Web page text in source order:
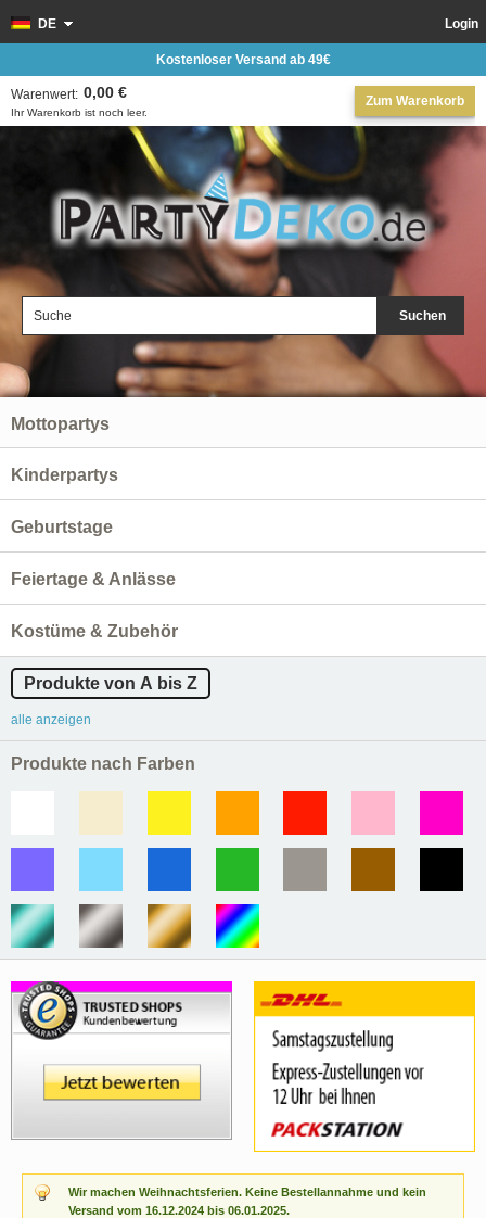
Suchen
Login
DE
Zum Warenkorb
Ihr Warenkorb ist noch leer.
Warenwert: 0,00 €
Kostenloser Versand ab 49€
Wir machen Weihnachtsferien. Keine Bestellannahme und kein
Versand vom 16.12.2024 bis 06.01.2025.
Mottopartys
Kinderpartys
Geburtstage
Feiertage & Anlässe
Kostüme & Zubehör
Produkte von A bis Z
alle anzeigen
Produkte nach Farben